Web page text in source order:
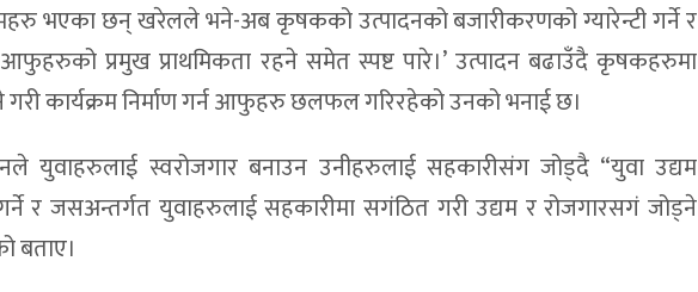
भएका छन् खरेलले भने-अब कृषकको उत्पादनको बजारीकरणको ग्यारेन्टी गर्ने र
प्रमुख प्राथमिकता रहने समेत स्पष्ट पारे।’ उत्पादन बढाउँदै कृषकहरुमा
कार्यक्रम निर्माण गर्न आफुहरु छलफल गरिरहेको उनको भनाई छ।
युवाहरुलाई स्वरोजगार बनाउन उनीहरुलाई सहकारीसंग जोड्दै “युवा उद्यम
र जसअन्तर्गत युवाहरुलाई सहकारीमा सगंठित गरी उद्यम र रोजगारसगं जोड्ने
बताए।